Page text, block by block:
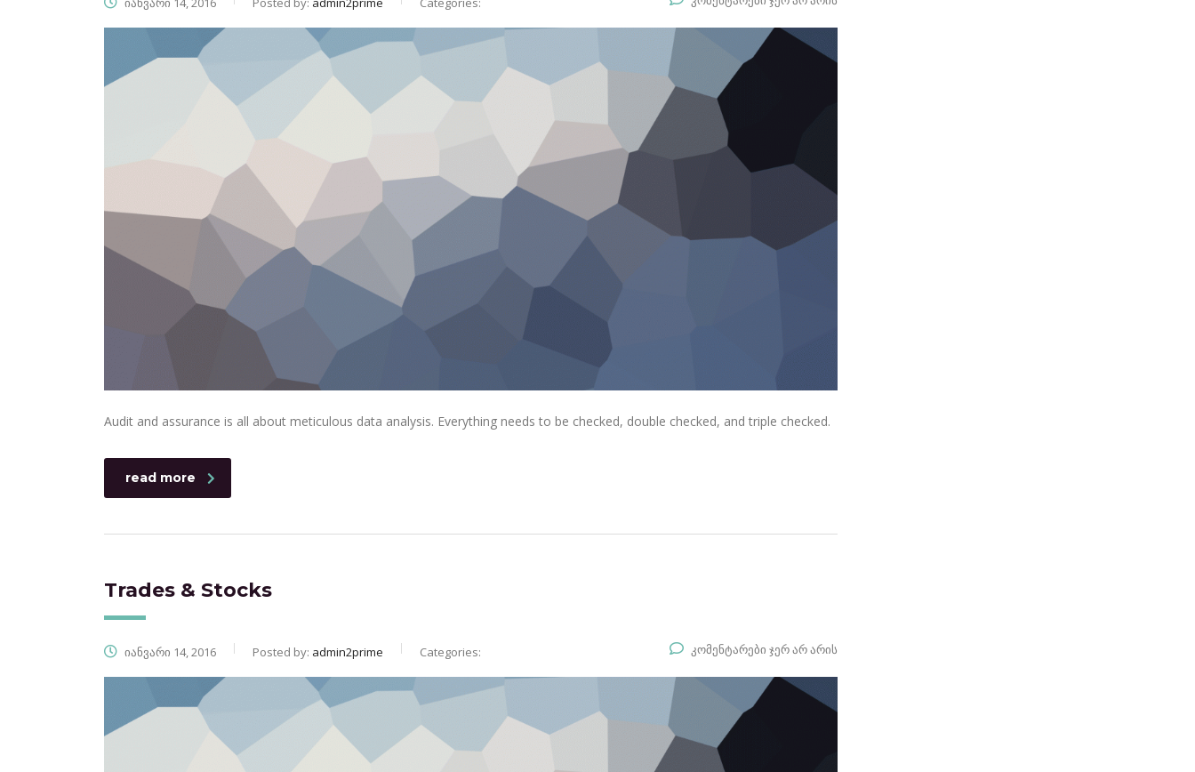
Audit and assurance is all about meticulous data analysis. Everything needs to be checked, double checked, and triple checked.
read more
Trades & Stocks
იანვარი 14, 2016 Posted by: admin2prime Categories: კომენტარები ჯერ არ არის